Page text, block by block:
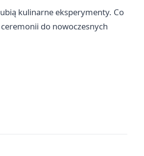
kulinarne eksperymenty. Co
do nowoczesnych